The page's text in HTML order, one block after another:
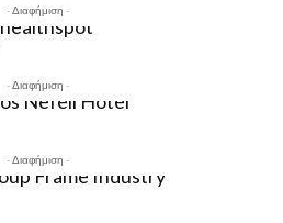
- Διαφήμιση -
- Διαφήμιση -
- Διαφήμιση -